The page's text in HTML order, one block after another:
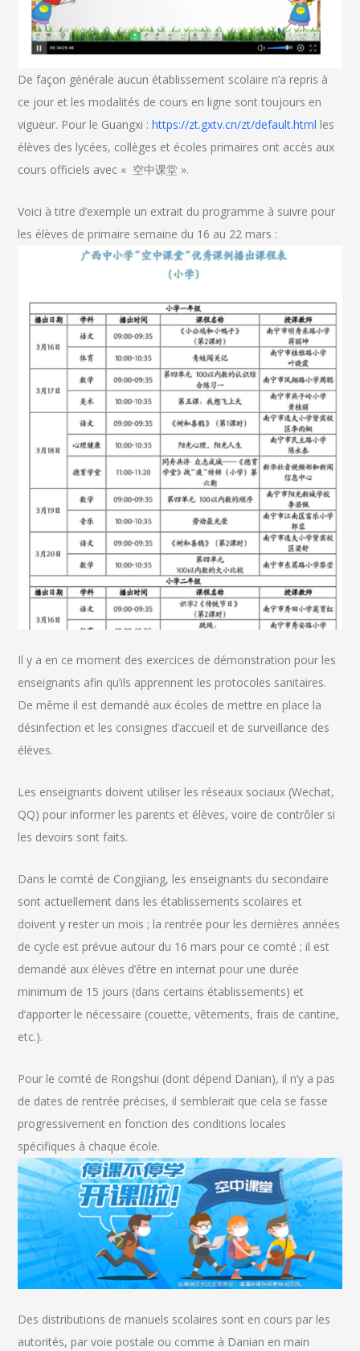
De façon générale aucun établissement scolaire n’a repris à
ce jour et les modalités de cours en ligne sont toujours en
vigueur. Pour le Guangxi :https://zt.gxtv.cn/zt/default.html les
élèves des lycées, collèges et écoles primaires ont accès aux
cours officiels avec « 空中课堂 ».
Voici à titre d’exemple un extrait du programme à suivre pour
les élèves de primaire semaine du 16 au 22 mars :
Il y a en ce moment des exercices de démonstration pour les
enseignants afin qu’ils apprennent les protocoles sanitaires.
De même il est demandé aux écoles de mettre en place la
désinfection et les consignes d’accueil et de surveillance des
élèves.
Les enseignants doivent utiliser les réseaux sociaux (Wechat,
QQ) pour informer les parents et élèves, voire de contrôler si
les devoirs sont faits.
Dans le comté de Congjiang, les enseignants du secondaire
sont actuellement dans les établissements scolaires et
doivent y rester un mois ; la rentrée pour les dernières années
de cycle est prévue autour du 16 mars pour ce comté ; il est
demandé aux élèves d’être en internat pour une durée
minimum de 15 jours (dans certains établissements) et
d’apporter le nécessaire (couette, vêtements, frais de cantine,
etc.).
Pour le comté de Rongshui (dont dépend Danian), il n’y a pas
de dates de rentrée précises, il semblerait que cela se fasse
progressivement en fonction des conditions locales
spécifiques à chaque école.
Des distributions de manuels scolaires sont en cours par les
autorités, par voie postale ou comme à Danian en main